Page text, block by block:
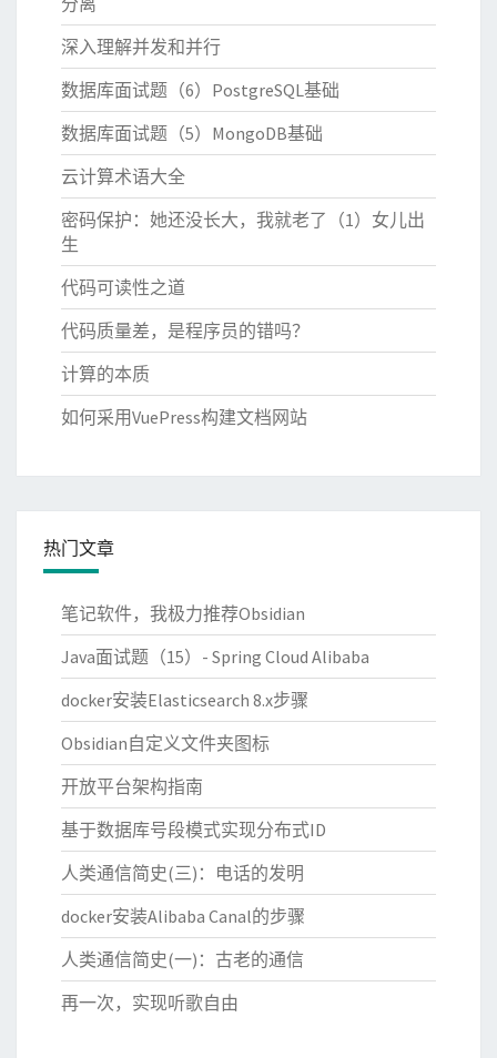
深入理解并发和并行
数据库面试题（6）PostgreSQL基础
数据库面试题（5）MongoDB基础
云计算术语大全
密码保护：她还没长大，我就老了（1）女儿出
生
代码可读性之道
代码质量差，是程序员的错吗？
计算的本质
如何采用VuePress构建文档网站
热门文章
笔记软件，我极力推荐Obsidian
Java面试题（15）- Spring Cloud Alibaba
docker安装Elasticsearch 8.x步骤
Obsidian自定义文件夹图标
开放平台架构指南
基于数据库号段模式实现分布式ID
人类通信简史(三)：电话的发明
docker安装Alibaba Canal的步骤
人类通信简史(一)：古老的通信
再一次，实现听歌自由